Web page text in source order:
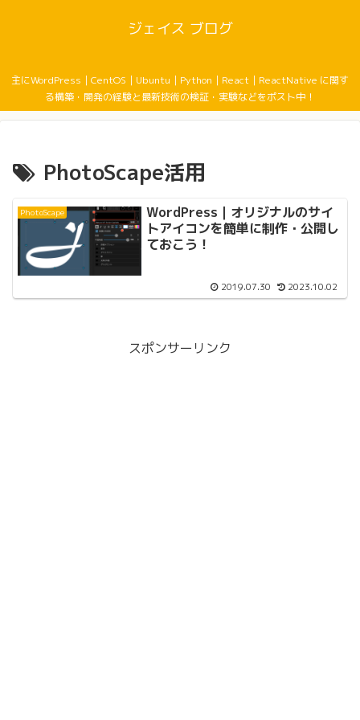
ジェイス ブログ
主にWordPress｜CentOS｜Ubuntu｜Python｜React｜ReactNative に関す
る構築・開発の経験と最新技術の検証・実験などをポスト中！
PhotoScape活用
PhotoScape
WordPress｜オリジナルのサイ
トアイコンを簡単に制作・公開し
ておこう！
2019.07.30 2023.10.02
スポンサーリンク